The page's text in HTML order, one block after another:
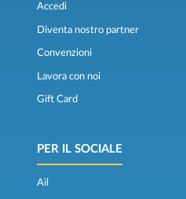
Accedi
Diventa nostro partner
Convenzioni
Lavora con noi
Gift Card
PER IL SOCIALE
Ail